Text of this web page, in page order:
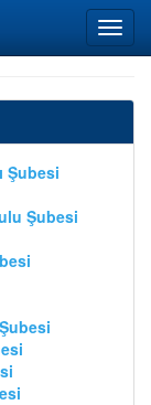
Şubesi
Şubesi